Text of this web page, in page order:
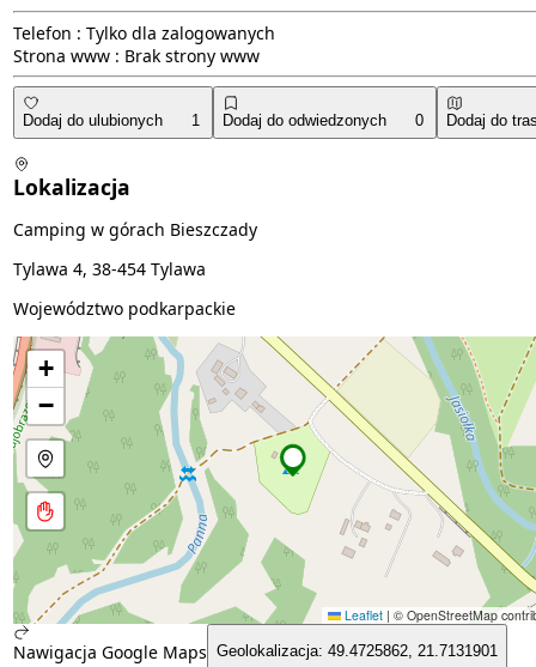
Telefon : Tylko dla zalogowanych
Strona www : Brak strony www
Dodaj do ulubionych 1 Dodaj do odwiedzonych 0 Dodaj do
Lokalizacja
Camping w górach Bieszczady
Tylawa 4, 38-454 Tylawa
Województwo podkarpackie
+
−
Leaflet | © OpenStreetMap
Nawigacja Google Maps Geolokalizacja: 49.4725862, 21.7131901